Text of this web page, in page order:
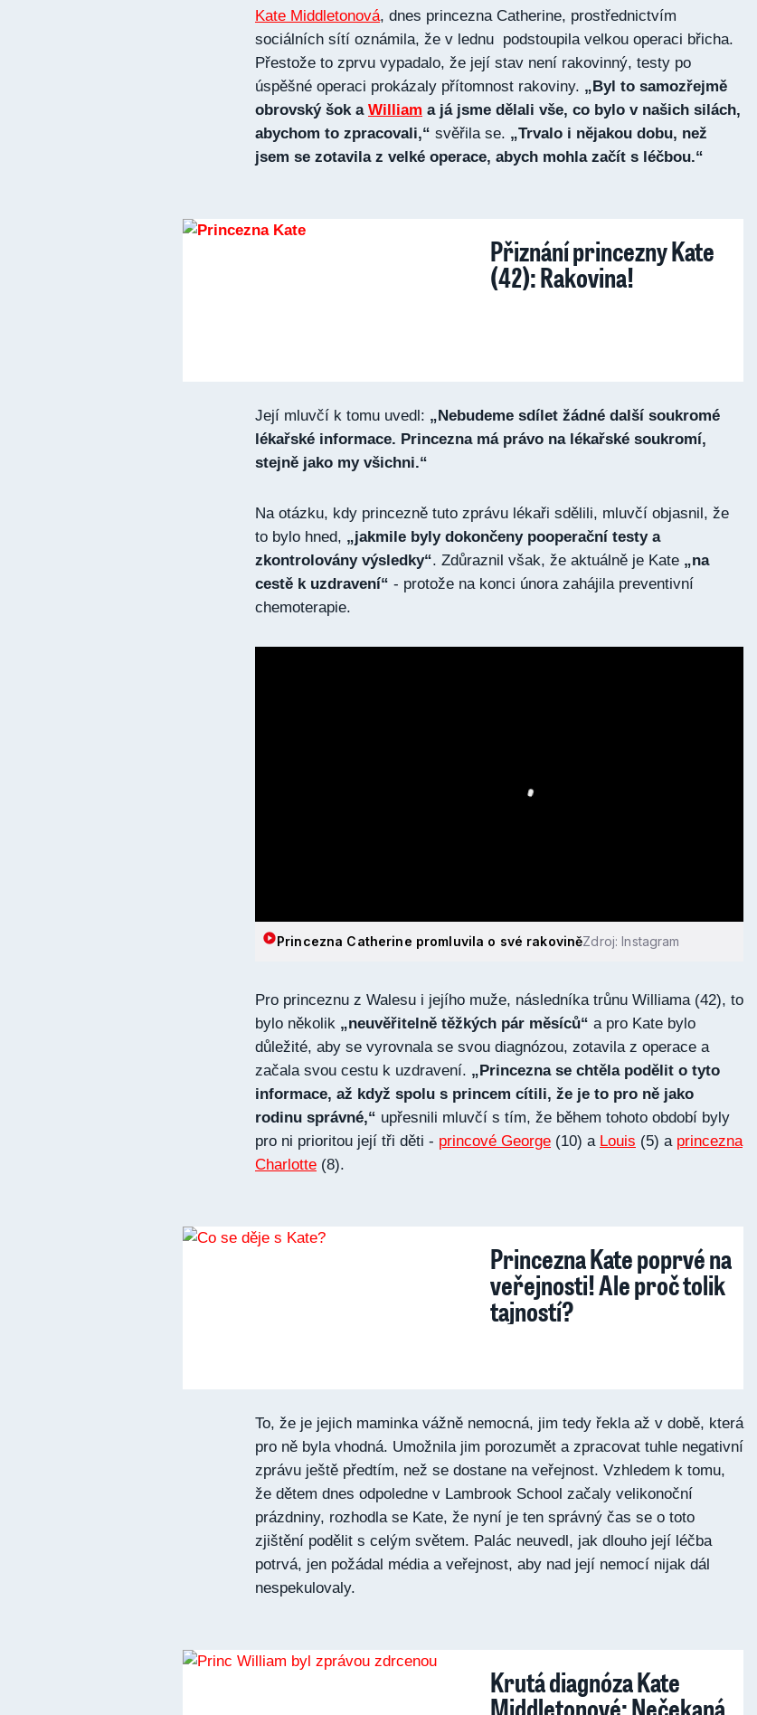
Kate Middletonová, dnes princezna Catherine, prostřednictvím
sociálních sítí oznámila, že v lednu podstoupila velkou operaci břicha.
Přestože to zprvu vypadalo, že její stav není rakovinný, testy po
úspěšné operaci prokázaly přítomnost rakoviny. „Byl to samozřejmě
obrovský šok a William a já jsme dělali vše, co bylo v našich silách,
abychom to zpracovali,“ svěřila se. „Trvalo i nějakou dobu, než
jsem se zotavila z velké operace, abych mohla začít s léčbou.“
Přiznání princezny Kate
(42): Rakovina!
Její mluvčí k tomu uvedl: „Nebudeme sdílet žádné další soukromé
lékařské informace. Princezna má právo na lékařské soukromí,
stejně jako my všichni.“
Na otázku, kdy princezně tuto zprávu lékaři sdělili, mluvčí objasnil, že
to bylo hned, „jakmile byly dokončeny pooperační testy a
zkontrolovány výsledky“. Zdůraznil však, že aktuálně je Kate „na
cestě k uzdravení“ - protože na konci února zahájila preventivní
chemoterapie.
Princezna Catherine promluvila o své rakoviněZdroj: Instagram
Pro princeznu z Walesu i jejího muže, následníka trůnu Williama (42), to
bylo několik „neuvěřitelně těžkých pár měsíců“ a pro Kate bylo
důležité, aby se vyrovnala se svou diagnózou, zotavila z operace a
začala svou cestu k uzdravení. „Princezna se chtěla podělit o tyto
informace, až když spolu s princem cítili, že je to pro ně jako
rodinu správné,“ upřesnili mluvčí s tím, že během tohoto období byly
pro ni prioritou její tři děti - princové George (10) a Louis (5) a princezna
Charlotte (8).
Princezna Kate poprvé na
veřejnosti! Ale proč tolik
tajností?
To, že je jejich maminka vážně nemocná, jim tedy řekla až v době, která
pro ně byla vhodná. Umožnila jim porozumět a zpracovat tuhle negativní
zprávu ještě předtím, než se dostane na veřejnost. Vzhledem k tomu,
že dětem dnes odpoledne v Lambrook School začaly velikonoční
prázdniny, rozhodla se Kate, že nyní je ten správný čas se o toto
zjištění podělit s celým světem. Palác neuvedl, jak dlouho její léčba
potrvá, jen požádal média a veřejnost, aby nad její nemocí nijak dál
nespekulovaly.
Krutá diagnóza Kate
Middletonové: Nečekaná